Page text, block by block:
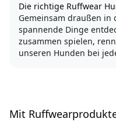
Die richtige Ruffwear
Gemeinsam draußen in
spannende Dinge
zusammen spielen,
unseren Hunden bei
Mit